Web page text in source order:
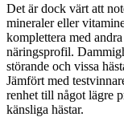
Det är dock värt att
mineraler eller
komplettera med
näringsprofil.
störande och vissa
Jämfört med
renhet till något lägre
känsliga hästar.